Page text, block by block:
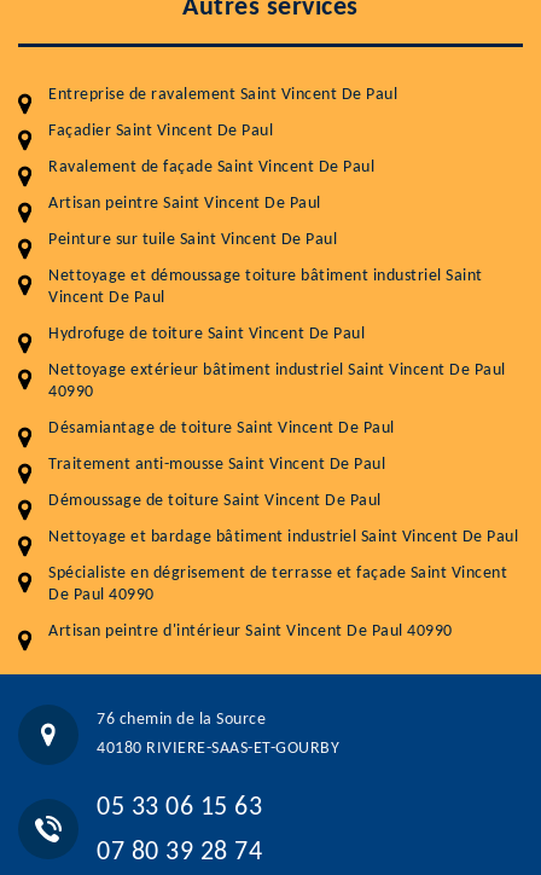
Autres services
Entreprise de ravalement Saint Vincent De Paul
Façadier Saint Vincent De Paul
Ravalement de façade Saint Vincent De Paul
Artisan peintre Saint Vincent De Paul
Peinture sur tuile Saint Vincent De Paul
Nettoyage et démoussage toiture bâtiment industriel Saint
Vincent De Paul
Hydrofuge de toiture Saint Vincent De Paul
Nettoyage extérieur bâtiment industriel Saint Vincent De Paul
40990
Désamiantage de toiture Saint Vincent De Paul
Traitement anti-mousse Saint Vincent De Paul
Démoussage de toiture Saint Vincent De Paul
Nettoyage et bardage bâtiment industriel Saint Vincent De Paul
Spécialiste en dégrisement de terrasse et façade Saint Vincent
De Paul 40990
Artisan peintre d'intérieur Saint Vincent De Paul 40990
76 chemin de la Source
40180 RIVIERE-SAAS-ET-GOURBY
05 33 06 15 63
07 80 39 28 74
Entretenir votre toiture, c'est préserver sa
durabilité
Service
Démoussage toiture
Traitement hydrofuge toiture
Prix au m²
Artisant local recommander
76 chemin de la Source 40180 RIVIERE-SAAS-ET-GOURBY